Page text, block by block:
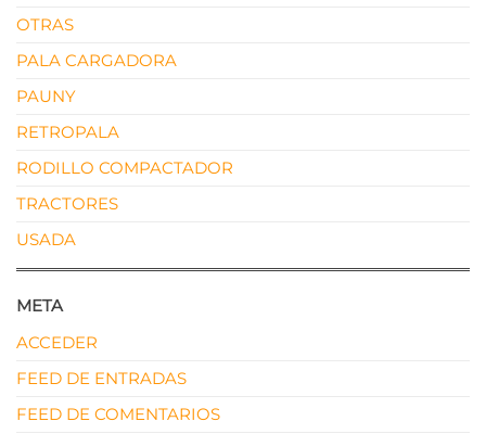
OTRAS
PALA CARGADORA
PAUNY
RETROPALA
RODILLO COMPACTADOR
TRACTORES
USADA
META
ACCEDER
FEED DE ENTRADAS
FEED DE COMENTARIOS